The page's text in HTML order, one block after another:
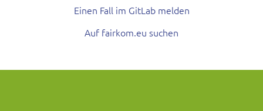
Einen Fall im GitLab melden
Auf fairkom.eu suchen